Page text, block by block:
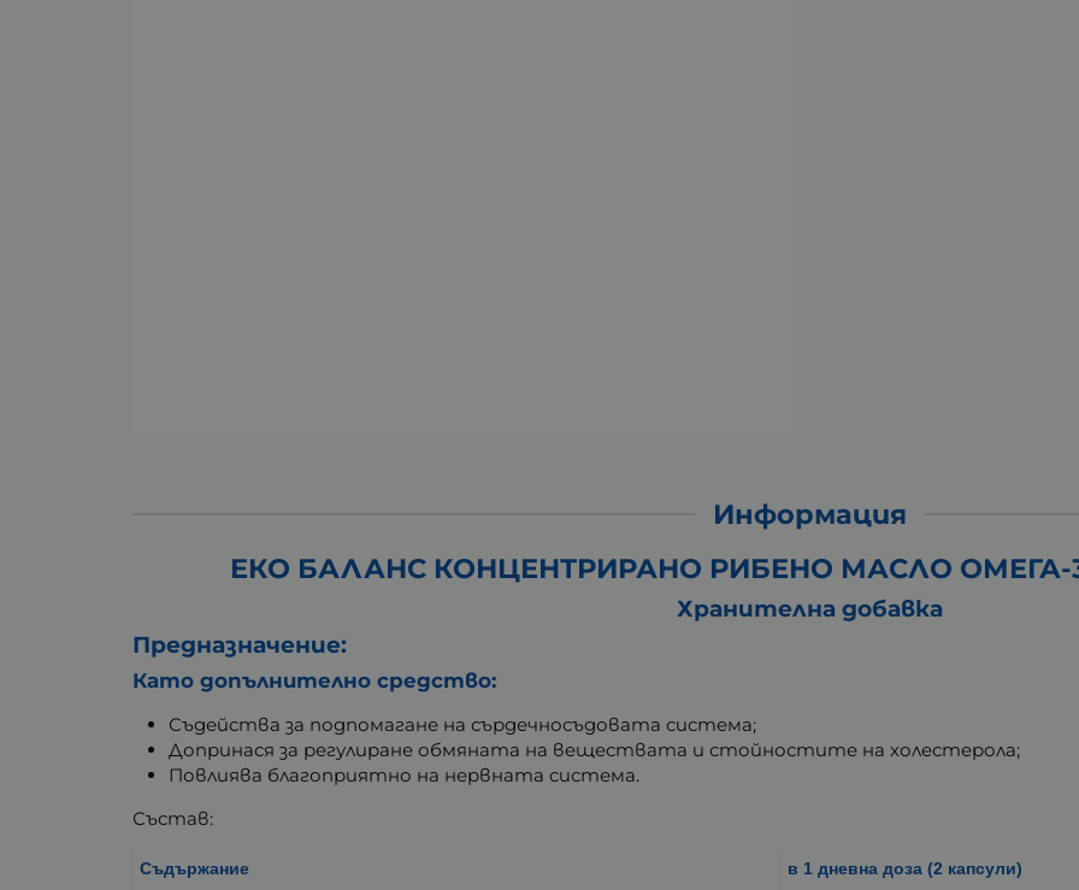
Информация
ЕКО БАЛАНС КОНЦЕНТРИРАНО РИБЕНО МАСЛО ОМЕГА-3
Хранителна добавка
Предназначение:
Като допълнително средство:
Съдейства за подпомагане на сърдечносъдовата система;
Допринася за регулиране обмяната на веществата и стойностите на холестерола;
Повлиява благоприятно на нервната система.
Състав:
Съдържание в 1 дневна доза (2 капсули)